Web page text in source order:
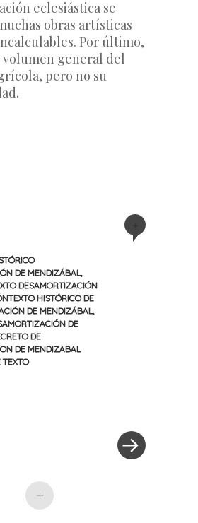
eclesiástica se
obras artísticas
Por último,
general del
pero no su
DE MENDIZÁBAL,
DESAMORTIZACIÓN
HISTÓRICO DE
DE MENDIZÁBAL,
DE
DE
DE MENDIZABAL
TEXTO
+